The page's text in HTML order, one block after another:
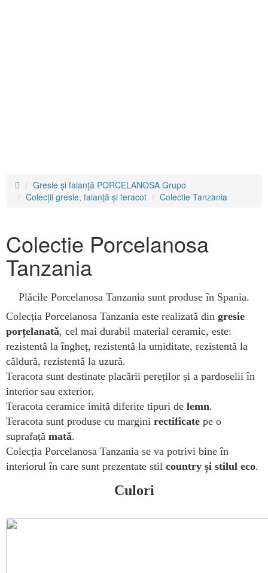
Gresie și faianță PORCELANOSA Grupo
Colecții gresie, faianţă și teracot
Colectie Tanzania
Colectie Porcelanosa
Tanzania
Plăcile Porcelanosa Tanzania sunt produse în Spania.
Colecția Porcelanosa Tanzania este realizată din gresie
porțelanată, cel mai durabil material ceramic, este:
rezistentă la îngheț, rezistentă la umiditate, rezistentă la
căldură, rezistentă la uzură.
Teracota sunt destinate placării pereților și a pardoselii în
interior sau exterior.
Teracota ceramice imită diferite tipuri de lemn.
Teracota sunt produse cu margini rectificate pe o
suprafață mată.
Colecția Porcelanosa Tanzania se va potrivi bine în
interiorul în care sunt prezentate stil country și stilul eco.
Culori